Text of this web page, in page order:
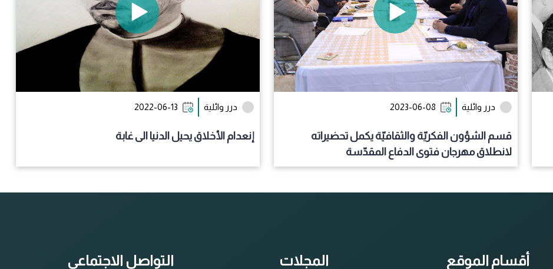
درر وائلية 2023-06-08
قسم الشؤون الفكريّة والثقافيّة يكمل تحضيراته
لانطلاق مهرجان فتوى الدفاع المقدّسة
درر وائلية 2022-06-13
إنعدام الأخلاق يحيل الدنيا الى غابة
أقسام الموقع المجلات التواصل الاجتماعي